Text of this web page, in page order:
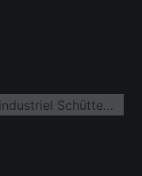
Nouveau chantier dans le parc industriel Schütte-Lanz-Park